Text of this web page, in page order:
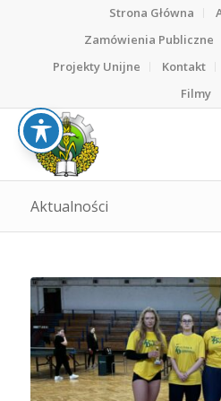
Strona Główna
Zamówienia Publiczne
Projekty Unijne
Kontakt
Filmy
Aktualności